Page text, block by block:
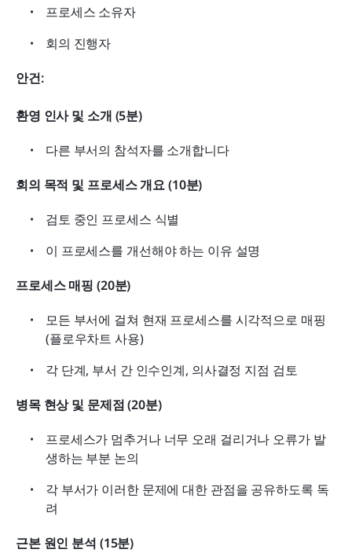
프로세스 소유자
회의 진행자
안건:
환영 인사 및 소개 (5분)
다른 부서의 참석자를 소개합니다
회의 목적 및 프로세스 개요 (10분)
검토 중인 프로세스 식별
이 프로세스를 개선해야 하는 이유 설명
프로세스 매핑 (20분)
모든 부서에 걸쳐 현재 프로세스를 시각적으로 매핑
(플로우차트 사용)
각 단계, 부서 간 인수인계, 의사결정 지점 검토
병목 현상 및 문제점 (20분)
프로세스가 멈추거나 너무 오래 걸리거나 오류가 발
생하는 부분 논의
각 부서가 이러한 문제에 대한 관점을 공유하도록 독
려
근본 원인 분석 (15분)